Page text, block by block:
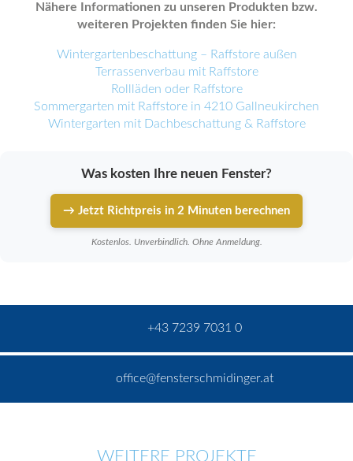
Nähere Informationen zu unseren Produkten bzw.
weiteren Projekten finden Sie hier:
Wintergartenbeschattung – Raffstore außen
Terrassenverbau mit Raffstore
Rollläden oder Raffstore
Sommergarten mit Raffstore in 4210 Gallneukirchen
Wintergarten mit Dachbeschattung & Raffstore
Was kosten Ihre neuen Fenster?
→ Jetzt Richtpreis in 2 Minuten berechnen
Kostenlos. Unverbindlich. Ohne Anmeldung.
+43 7239 7031 0
office@fensterschmidinger.at
WEITERE PROJEKTE